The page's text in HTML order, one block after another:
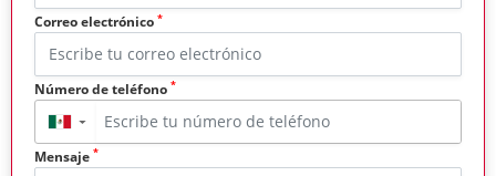
Correo electrónico *
Número de teléfono *
▼
Mensaje *